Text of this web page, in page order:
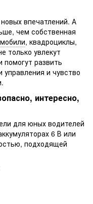
впечатлений. А
чем собственная
, квадроциклы,
только увлекут
развить
и чувство
интересно,
для юных водителей
6 В или
подходящей